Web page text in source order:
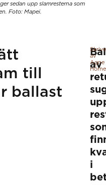
sedan upp slamresterna som
Foto: Mapei.
till
ballast
av
i
av
Agne